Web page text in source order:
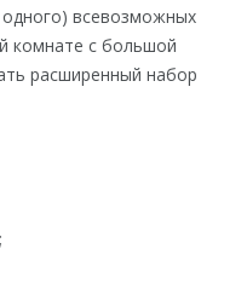
всевозможных
комнате с большой
расширенный набор